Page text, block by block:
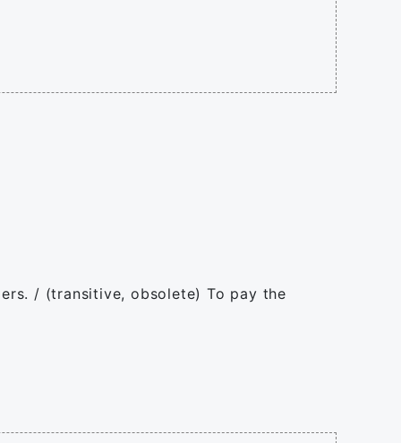
/ (transitive, obsolete) To pay the